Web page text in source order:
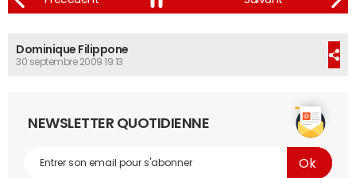
Dominique Filippone
30 septembre 2009 19:13
NEWSLETTER QUOTIDIENNE